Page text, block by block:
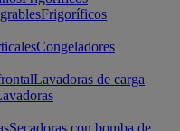
Frigoríficos
Congeladores
Lavadoras de carga
Secadoras con bomba de